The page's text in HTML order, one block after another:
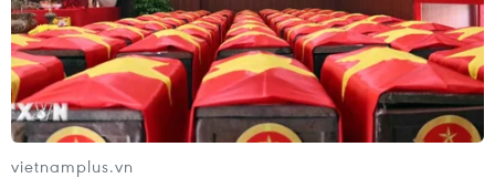
vietnamplus.vn